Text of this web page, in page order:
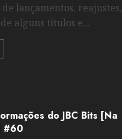
lançamentos, reajustes,
alguns títulos e...
do JBC Bits [Na
#60